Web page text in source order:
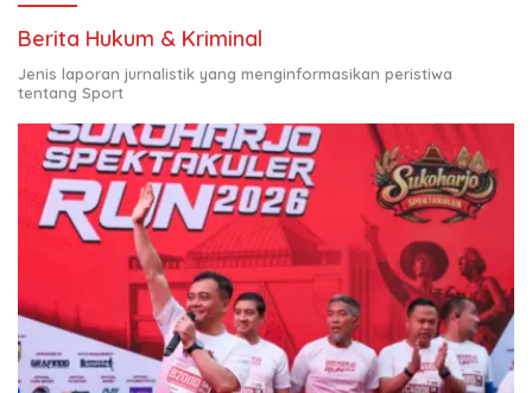
Berita Hukum & Kriminal
Jenis laporan jurnalistik yang menginformasikan peristiwa
tentang Sport